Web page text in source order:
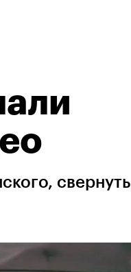
свернуть